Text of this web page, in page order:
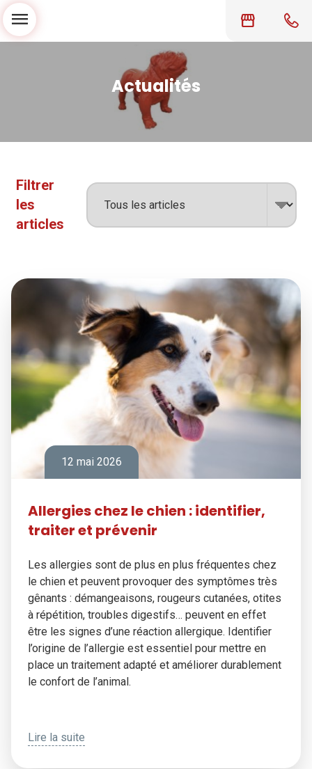
storefront
menu
Actualités
Filtrer
les
articles
12 mai 2026
Allergies chez le chien : identifier,
traiter et prévenir
Les allergies sont de plus en plus fréquentes chez
le chien et peuvent provoquer des symptômes très
gênants : démangeaisons, rougeurs cutanées, otites
à répétition, troubles digestifs… peuvent en effet
être les signes d’une réaction allergique. Identifier
l’origine de l’allergie est essentiel pour mettre en
place un traitement adapté et améliorer durablement
le confort de l’animal.
Lire la suite